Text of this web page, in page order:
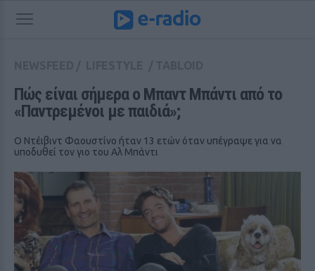
Πώς είναι σήμερα ο Μπαντ Μπάντι από το
«Παντρεμένοι με παιδιά»;
Ο Ντέιβιντ Φαουστίνο ήταν 13 ετών όταν υπέγραψε για να
υποδυθεί τον γιο του Αλ Μπάντι